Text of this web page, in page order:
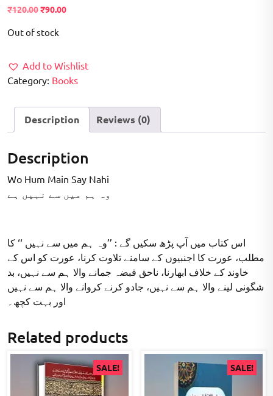
₹120.00Original
was:
₹90.00Current
Out of stock
Add to Wishlist
Category: Books
Description Reviews (0)
Description
Wo Hum Main Say Nahi
وہ ہم میں سے نہیں ہے
اس کتاب میں آپ پڑھ سکیں گے : ’’وہ ہم میں سے نہیں ‘‘ کا
مطلب، عورت کا اجنبیوں کے سامنے تلاوت کرنا، عورت کو اس کے
خاوند کے خلاف ابھارنا، ناحق قبضہ جمانے والا ہم سے نہیں، بد
شگونی لینے والا ہم سے نہیں، جادو کرنے کروانے والا ہم سے نہیں
اور بہت کچھ۔
Related products
SALE! SALE!